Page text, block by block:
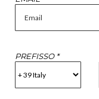
PREFISSO *